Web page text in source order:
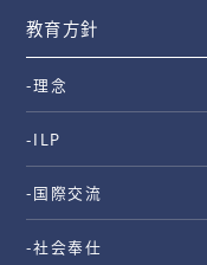
教育方針
-理念
-ILP
-国際交流
-社会奉仕